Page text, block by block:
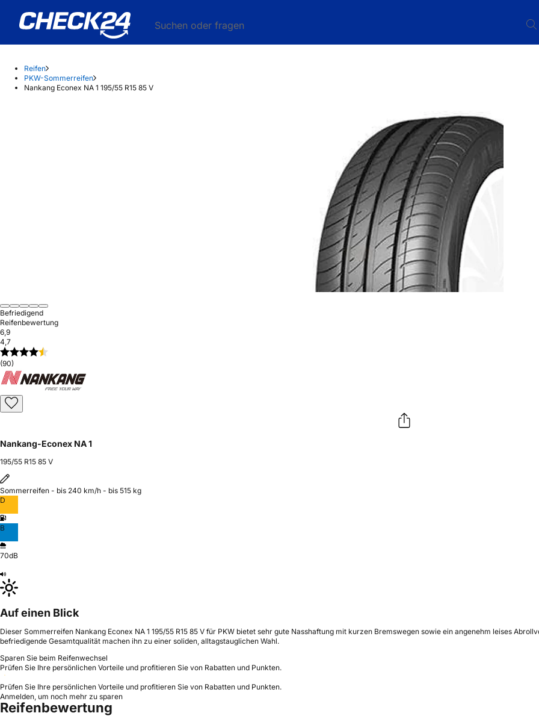
Suchen oder fragen
Reifen
PKW-Sommerreifen
Nankang Econex NA 1 195/55 R15 85 V
Befriedigend
Reifenbewertung
6,9
4,7
(90)
Nankang-Econex NA 1
195/55 R15 85 V
Sommerreifen - bis 240 km/h - bis 515 kg
D
B
70dB
Auf einen Blick
Dieser Sommerreifen Nankang Econex NA 1 195/55 R15 85 V für PKW bietet sehr gute Nasshaftung mit kurzen Bremswegen sowie ein angenehm leises
befriedigende Gesamtqualität machen ihn zu einer soliden, alltagstauglichen Wahl.
Sparen Sie beim Reifenwechsel
Prüfen Sie Ihre persönlichen Vorteile und profitieren Sie von Rabatten und Punkten.
Prüfen Sie Ihre persönlichen Vorteile und profitieren Sie von Rabatten und Punkten.
Anmelden, um noch mehr zu sparen
Reifenbewertung